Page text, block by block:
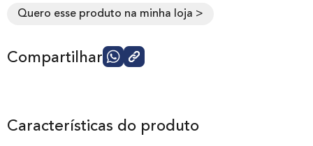
Quero esse produto na minha loja >
Compartilhar
Características do produto